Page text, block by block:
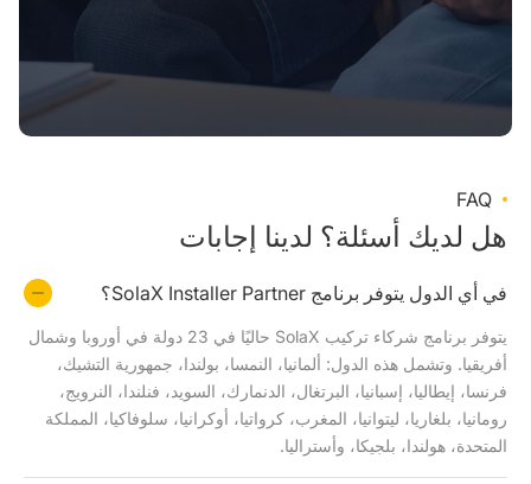
FAQ
هل لديك أسئلة؟ لدينا إجابات
في أي الدول يتوفر برنامج SolaX Installer Partner؟
يتوفر برنامج شركاء تركيب SolaX حاليًا في 23 دولة في أوروبا وشمال
أفريقيا. وتشمل هذه الدول: ألمانيا، النمسا، بولندا، جمهورية التشيك،
فرنسا، إيطاليا، إسبانيا، البرتغال، الدنمارك، السويد، فنلندا، النرويج،
رومانيا، بلغاريا، ليتوانيا، المغرب، كرواتيا، أوكرانيا، سلوفاكيا، المملكة
المتحدة، هولندا، بلجيكا، وأستراليا.